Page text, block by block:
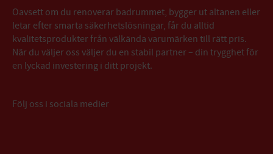
Oavsett om du renoverar badrummet, bygger ut altanen eller
letar efter smarta säkerhetslösningar, får du alltid
kvalitetsprodukter från välkända varumärken till rätt pris.
När du väljer oss väljer du en stabil partner – din trygghet för
en lyckad investering i ditt projekt.
Följ oss i sociala medier